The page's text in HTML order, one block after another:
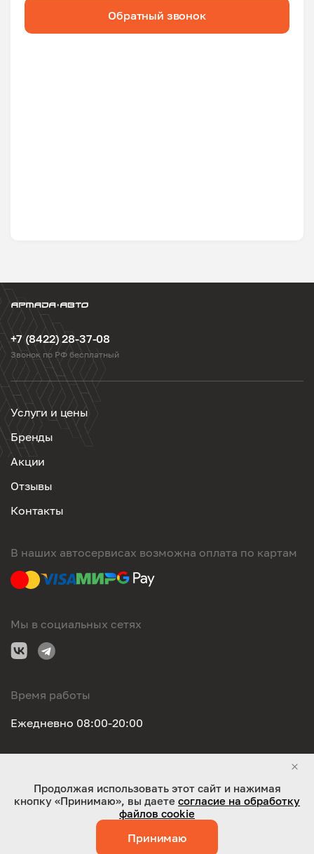
Обратный звонок
+7 (8422) 28-37-08
Звонок по РФ бесплатный
Услуги и цены
Бренды
Акции
Отзывы
Контакты
В наших автосервисах возможна оплата по картам
Мы в социальных сетях
Время работы
Ежедневно 08:00-20:00
ООО "Оригинал-сервис". Все права защищены 2026
Работает на технологиях:Jaky
Продолжая использовать этот сайт и нажимая
кнопку «Принимаю», вы даете согласие на обработку
файлов cookie
Принимаю